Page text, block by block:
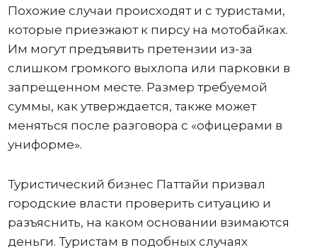
Похожие случаи происходят и с туристами,
которые приезжают к пирсу на мотобайках.
Им могут предъявить претензии из-за
слишком громкого выхлопа или парковки в
запрещенном месте. Размер требуемой
суммы, как утверждается, также может
меняться после разговора с «офицерами в
униформе».
Туристический бизнес Паттайи призвал
городские власти проверить ситуацию и
разъяснить, на каком основании взимаются
деньги. Туристам в подобных случаях